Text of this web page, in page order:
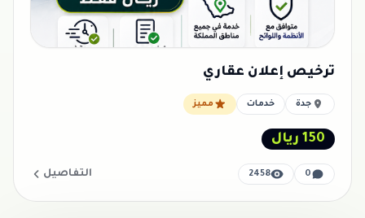
ترخيص إعلان عقاري
جدة خدمات مميز
150 ريال
0
2458 التفاصيل